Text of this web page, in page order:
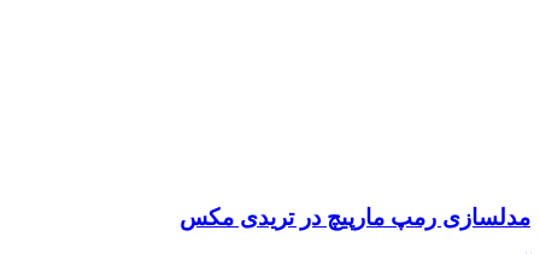
مدلسازی رمپ مارپیچ در تریدی مکس